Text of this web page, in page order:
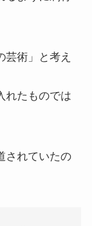
芸術」と考え
れたものでは
されていたの